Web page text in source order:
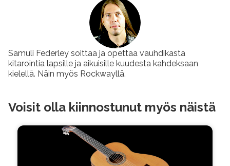
Samuli Federley soittaa ja opettaa vauhdikasta
kitarointia lapsille ja aikuisille kuudesta kahdeksaan
kielellä. Näin myös Rockwayllä.
Voisit olla kiinnostunut myös näistä